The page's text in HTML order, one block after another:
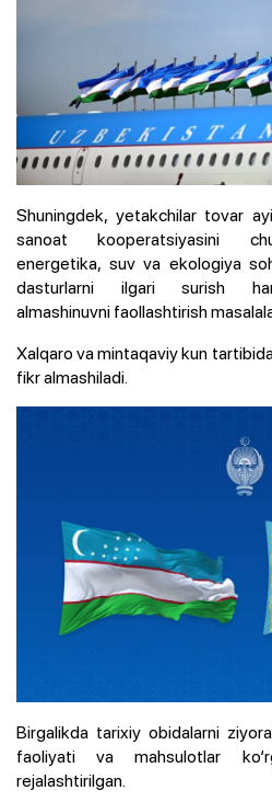
Shuningdek, yetakchilar tovar
sanoat kooperatsiyasini
energetika, suv va ekologiya
dasturlarni ilgari surish
almashinuvni faollashtirish
Xalqaro va mintaqaviy kun
fikr almashiladi.
Birgalikda tarixiy obidalarni
faoliyati va mahsulotlar
rejalashtirilgan.